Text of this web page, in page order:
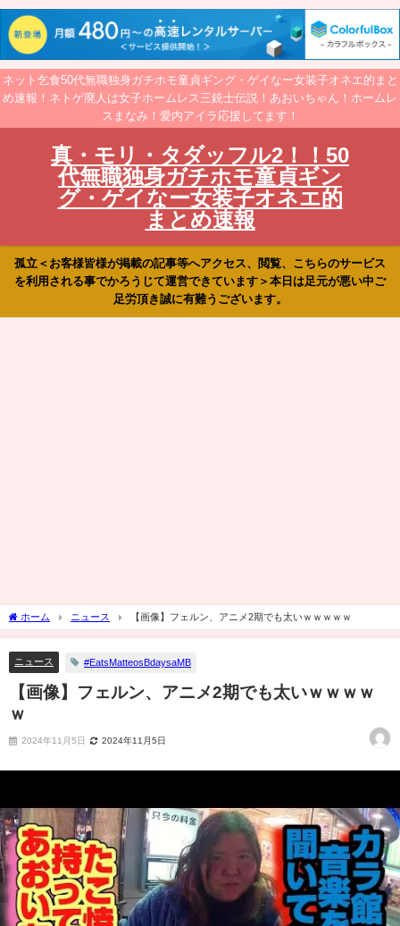
ネット乞食50代無職独身ガチホモ童貞ギング・ゲイなー女装子オネエ的まと
め速報！ネトゲ廃人は女子ホームレス三銃士伝説！あおいちゃん！ホームレ
スまなみ！愛内アイラ応援してます！
真・モリ・タダッフル2！！50
代無職独身ガチホモ童貞ギン
グ・ゲイなー女装子オネエ的
まとめ速報
孤立＜お客様皆様が掲載の記事等へアクセス、閲覧、こちらのサービス
を利用される事でかろうじて運営できています＞本日は足元が悪い中ご
足労頂き誠に有難うございます。
ホーム ニュース 【画像】フェルン、アニメ2期でも太いｗｗｗｗｗ
ニュース #EatsMatteosBdaysaMB
【画像】フェルン、アニメ2期でも太いｗｗｗｗ
ｗ
2024年11月5日 2024年11月5日